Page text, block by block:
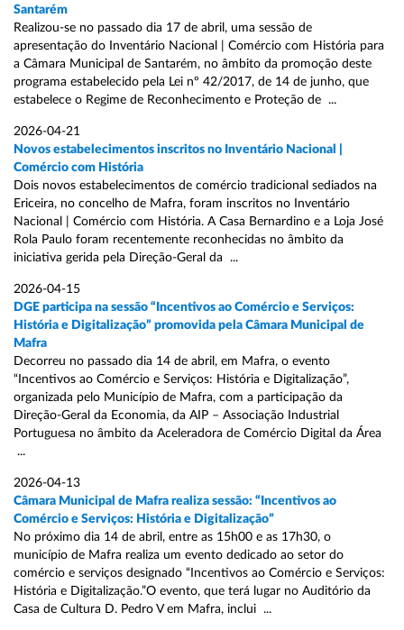
Santarém
Realizou-se no passado dia 17 de abril, uma sessão de
apresentação do Inventário Nacional | Comércio com História para
a Câmara Municipal de Santarém, no âmbito da promoção deste
programa estabelecido pela Lei nº 42/2017, de 14 de junho, que
estabelece o Regime de Reconhecimento e Proteção de ...
2026-04-21
Novos estabelecimentos inscritos no Inventário Nacional |
Comércio com História
Dois novos estabelecimentos de comércio tradicional sediados na
Ericeira, no concelho de Mafra, foram inscritos no Inventário
Nacional | Comércio com História. A Casa Bernardino e a Loja José
Rola Paulo foram recentemente reconhecidas no âmbito da
iniciativa gerida pela Direção-Geral da ...
2026-04-15
DGE participa na sessão “Incentivos ao Comércio e Serviços:
História e Digitalização” promovida pela Câmara Municipal de
Mafra
Decorreu no passado dia 14 de abril, em Mafra, o evento
“Incentivos ao Comércio e Serviços: História e Digitalização”,
organizada pelo Município de Mafra, com a participação da
Direção-Geral da Economia, da AIP – Associação Industrial
Portuguesa no âmbito da Aceleradora de Comércio Digital da Área
...
2026-04-13
Câmara Municipal de Mafra realiza sessão: “Incentivos ao
Comércio e Serviços: História e Digitalização”
No próximo dia 14 de abril, entre as 15h00 e as 17h30, o
município de Mafra realiza um evento dedicado ao setor do
comércio e serviços designado “Incentivos ao Comércio e Serviços:
História e Digitalização.”O evento, que terá lugar no Auditório da
Casa de Cultura D. Pedro V em Mafra, inclui ...